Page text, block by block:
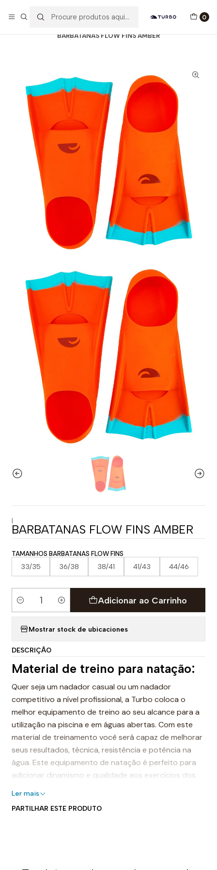
0
BARBATANAS FLOW FINS AMBER
|
BARBATANAS FLOW FINS AMBER
TAMANHOS BARBATANAS FLOW FINS
33/35 36/38 38/41 41/43 44/46
Quantidade
Adicionar ao Carrinho
Mostrar stock de ubicaciones
DESCRIÇÃO
Material de treino para natação:
Quer seja um nadador casual ou um nadador
competitivo a nível profissional, a Turbo coloca o
melhor equipamento de treino ao seu alcance para a
utilização na piscina e em águas abertas. Com este
material de treinamento você será capaz de melhorar
seus resultados, técnica, resistência e potência na
água. Este equipamento de natação é perfeito para
adicionar dinamismo e qualidade aos exercícios dos
áreas musculares que normalmente não são
Ler mais
PARTILHAR ESTE PRODUTO